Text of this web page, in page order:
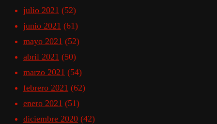
julio 2021 (52)
junio 2021 (61)
mayo 2021 (52)
abril 2021 (50)
marzo 2021 (54)
febrero 2021 (62)
enero 2021 (51)
diciembre 2020 (42)